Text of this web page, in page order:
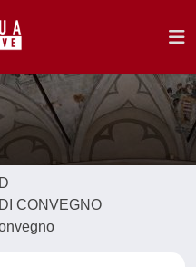
CONVEGNO